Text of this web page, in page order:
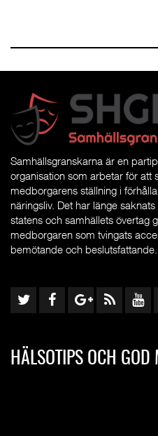
Samhällsgranskarna är en
organisation som arbetar för att
medborgarens ställning i
näringsliv. Det har länge
statens och samhällets övertag
medborgaren som tvingats
bemötande och beslutsfattande.
HÄLSOTIPS OCH GOD